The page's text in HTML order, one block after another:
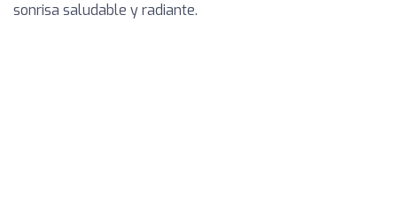
sonrisa saludable y radiante.